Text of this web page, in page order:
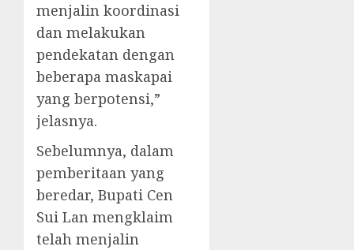
menjalin koordinasi
dan melakukan
pendekatan dengan
beberapa maskapai
yang berpotensi,”
jelasnya.
Sebelumnya, dalam
pemberitaan yang
beredar, Bupati Cen
Sui Lan mengklaim
telah menjalin